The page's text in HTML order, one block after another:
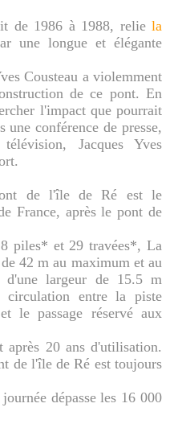
de 1986 à 1988, relie la
une longue et élégante
Cousteau a violemment
de ce pont. En
l'impact que pourrait
conférence de presse,
Jacques Yves
de l'île de Ré est le
France, après le pont de
piles* et 29 travées*, La
42 m au maximum et au
largeur de 15.5 m
circulation entre la piste
le passage réservé aux
20 ans d'utilisation.
de l'île de Ré est toujours
dépasse les 16 000